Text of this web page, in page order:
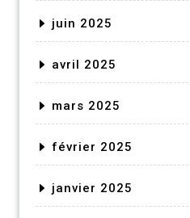
juin 2025
avril 2025
mars 2025
février 2025
janvier 2025